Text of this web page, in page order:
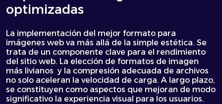
optimizadas
La implementación del mejor formato para
imágenes web va más allá de la simple estética. Se
trata de un componente clave para el rendimiento
del sitio web. La elección de formatos de imagen
más livianos y la compresión adecuada de archivos
no solo aceleran la velocidad de carga. A largo plazo,
se constituyen como aspectos que mejoran de modo
significativo la experiencia visual para los usuarios.